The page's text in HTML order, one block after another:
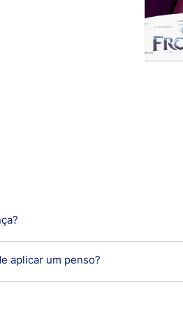
diariamente, tal como
aplicar um penso?
é o de que pequenos cortes e